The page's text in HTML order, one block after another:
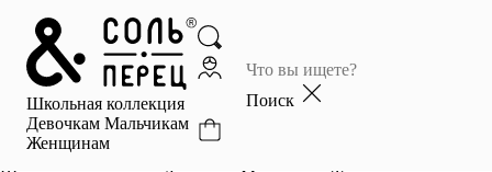
Школьная коллекция
Девочкам Мальчикам
Женщинам
Поиск
Главная
Каталог
Избранное